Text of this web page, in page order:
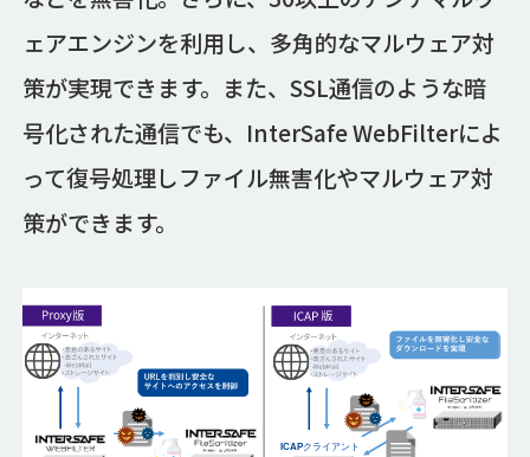
ェアエンジンを利用し、多角的なマルウェア対
策が実現できます。また、SSL通信のような暗
号化された通信でも、InterSafe WebFilterによ
って復号処理しファイル無害化やマルウェア対
策ができます。